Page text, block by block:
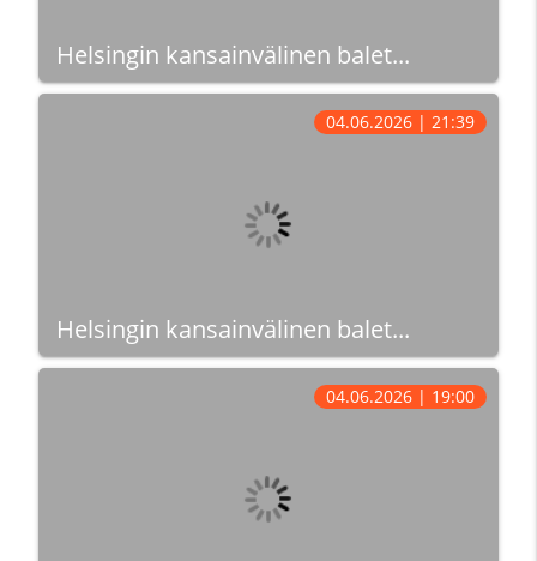
Helsingin kansainvälinen balet...
Helsingin kansainvälinen balet...
04.06.2026 | 21:39
04.06.2026 | 19:00